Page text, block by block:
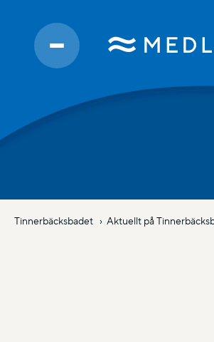
Tinnerbäcksbadet Aktuellt på